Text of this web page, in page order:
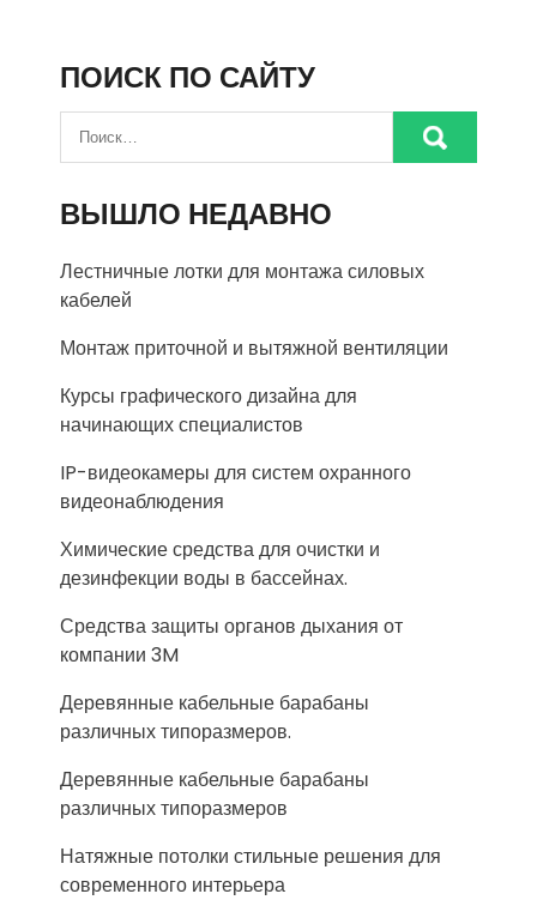
ПОИСК ПО САЙТУ
ВЫШЛО НЕДАВНО
Лестничные лотки для монтажа силовых
кабелей
Монтаж приточной и вытяжной вентиляции
Курсы графического дизайна для
начинающих специалистов
IP-видеокамеры для систем охранного
видеонаблюдения
Химические средства для очистки и
дезинфекции воды в бассейнах.
Средства защиты органов дыхания от
компании 3M
Деревянные кабельные барабаны
различных типоразмеров.
Деревянные кабельные барабаны
различных типоразмеров
Натяжные потолки стильные решения для
современного интерьера